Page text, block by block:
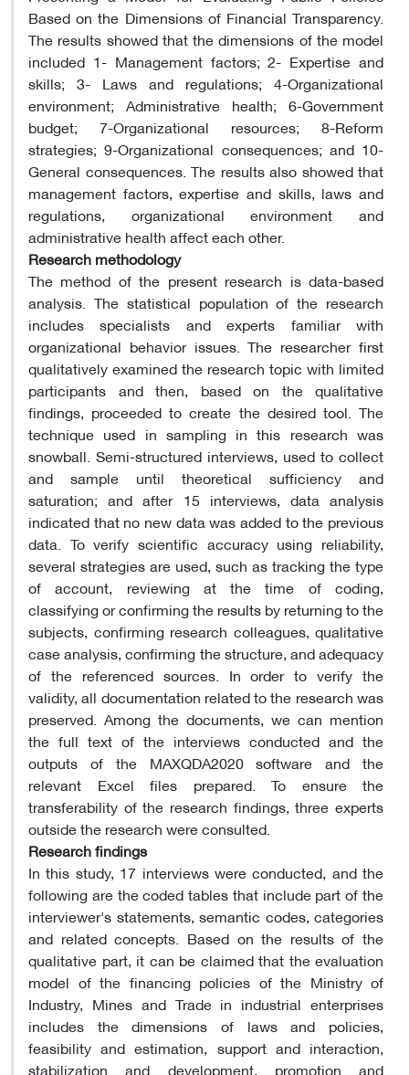
Based on the Dimensions of Financial Transparency.
The results showed that the dimensions of the model
included 1- Management factors; 2- Expertise and
skills; 3- Laws and regulations; 4-Organizational
environment; Administrative health; 6-Government
budget; 7-Organizational resources; 8-Reform
strategies; 9-Organizational consequences; and 10-
General consequences. The results also showed that
management factors, expertise and skills, laws and
regulations, organizational environment and
administrative health affect each other.
Research methodology
The method of the present research is data-based
analysis. The statistical population of the research
includes specialists and experts familiar with
organizational behavior issues. The researcher first
qualitatively examined the research topic with limited
participants and then, based on the qualitative
findings, proceeded to create the desired tool. The
technique used in sampling in this research was
snowball. Semi-structured interviews, used to collect
and sample until theoretical sufficiency and
saturation; and after 15 interviews, data analysis
indicated that no new data was added to the previous
data. To verify scientific accuracy using reliability,
several strategies are used, such as tracking the type
of account, reviewing at the time of coding,
classifying or confirming the results by returning to the
subjects, confirming research colleagues, qualitative
case analysis, confirming the structure, and adequacy
of the referenced sources. In order to verify the
validity, all documentation related to the research was
preserved. Among the documents, we can mention
the full text of the interviews conducted and the
outputs of the MAXQDA2020 software and the
relevant Excel files prepared. To ensure the
transferability of the research findings, three experts
outside the research were consulted.
Research findings
In this study, 17 interviews were conducted, and the
following are the coded tables that include part of the
interviewer's statements, semantic codes, categories
and related concepts. Based on the results of the
qualitative part, it can be claimed that the evaluation
model of the financing policies of the Ministry of
Industry, Mines and Trade in industrial enterprises
includes the dimensions of laws and policies,
feasibility and estimation, support and interaction,
stabilization and development, promotion and